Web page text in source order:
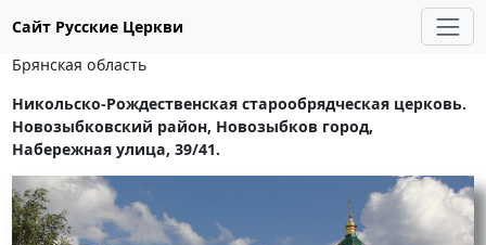
Сайт Русские Церкви
Брянская область
Никольско-Рождественская старообрядческая церковь.
Новозыбковский район, Новозыбков город,
Набережная улица, 39/41.